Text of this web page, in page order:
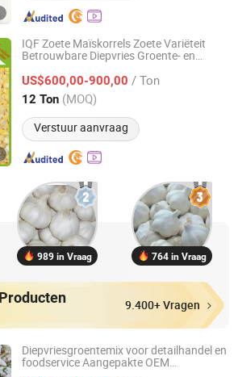
IQF Zoete Maïskorrels Zoete Variëteit
Betrouwbare Diepvries Groente- en
US$600,00-900,00 / Ton
12 Ton (MOQ)
Verstuur aanvraag
Co., Ltd.
Sinds 2020
989 in Vraag 764 in Vraag
9.400+ Vragen
Diepvriesgroentemix voor detailhandel en
foodservice Aangepakte OEM
FOODS CO., LTD.